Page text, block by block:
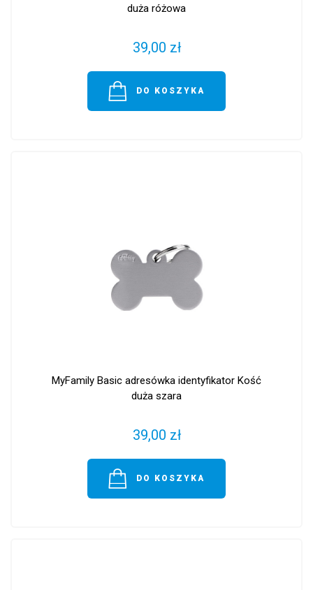
duża różowa
39,00 zł
DO KOSZYKA
MyFamily Basic adresówka identyfikator Kość
duża szara
39,00 zł
DO KOSZYKA